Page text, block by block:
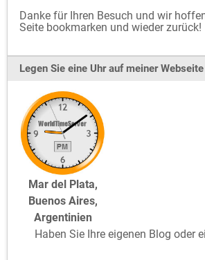
Danke für Ihren Besuch und wir
Seite bookmarken und wieder zurück!
Legen Sie eine Uhr auf meiner
Mar del Plata,
Buenos Aires,
Argentinien
Haben Sie Ihre eigenen Blog oder